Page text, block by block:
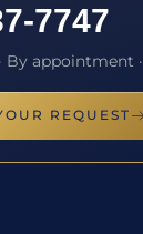
7747
By appointment
REQUEST